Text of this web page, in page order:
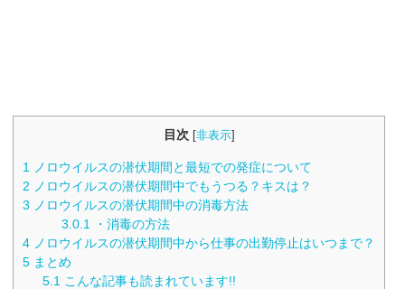
目次 [非表示]
1
ノロウイルスの潜伏期間と最短での発症について
2 ノロウイルスの潜伏期間中でもうつる？キスは？
3 ノロウイルスの潜伏期間中の消毒方法
3.0.1
・消毒の方法
4 ノロウイルスの潜伏期間中から仕事の出勤停止はいつまで？
5 まとめ
5.1 こんな記事も読まれています!!